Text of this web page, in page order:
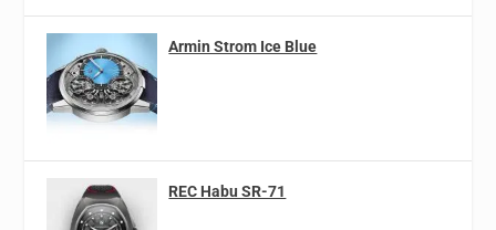
Armin Strom Ice Blue
REC Habu SR-71